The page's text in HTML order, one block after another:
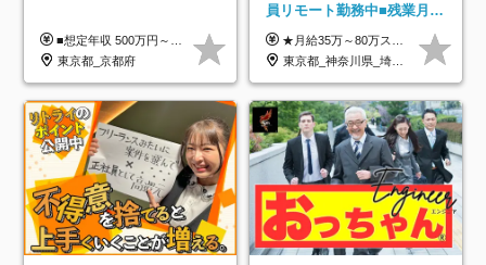
■想定年収 500万円～900万円 月給制 月給278,000円～ ※残業が発生した場合、残業代を別途全額支給します ※試用期間2ヶ月あり(待遇や給与に差異はありません)
東京都_京都府
員リモート勤務中■残業月
3h■最大3ヶ月の連休あり■
年休126日■20～30代活躍
中！
★月給35万～80万スタートも可 【未経験の方】 ■月給26万～80万＋賞与年2回（年2ヶ月分） 【何かしらのインフラエンジニア経験をお持ちの方】 ■月給35万～80万＋賞与年2回（年2ヶ月分） ※スキル・経験などを考慮し決定します ※試用期間6ヶ月あり。期間中は契約社員となります。その他の待遇に差異はありません（試用期間終了後、昇給の可能性あり） ※上記金額には固定残業代（月30時間分／4万9600円～15万2600円）を含みます。超過分は別途支給いたします。 ＼頑張りはインセンティブで還元！／ クライアントに貢献度を評価され、当社のエンジニアが追加で案件に参画することになるなど、会社にとって利益になる行動はしっかり評価します。 会社の成長に貢献できていることを実感でき、「もっと頑張ろう」と思える体制づくりを整えています！
東京都_神奈川県_埼玉県_千葉県_大阪府